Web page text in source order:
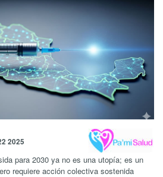
2025
para 2030 ya no es una utopía; es un
requiere acción colectiva sostenida